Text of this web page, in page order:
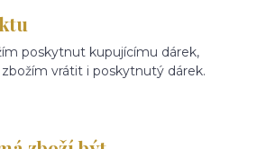
poskytnut kupujícímu dárek,
vrátit i poskytnutý dárek.